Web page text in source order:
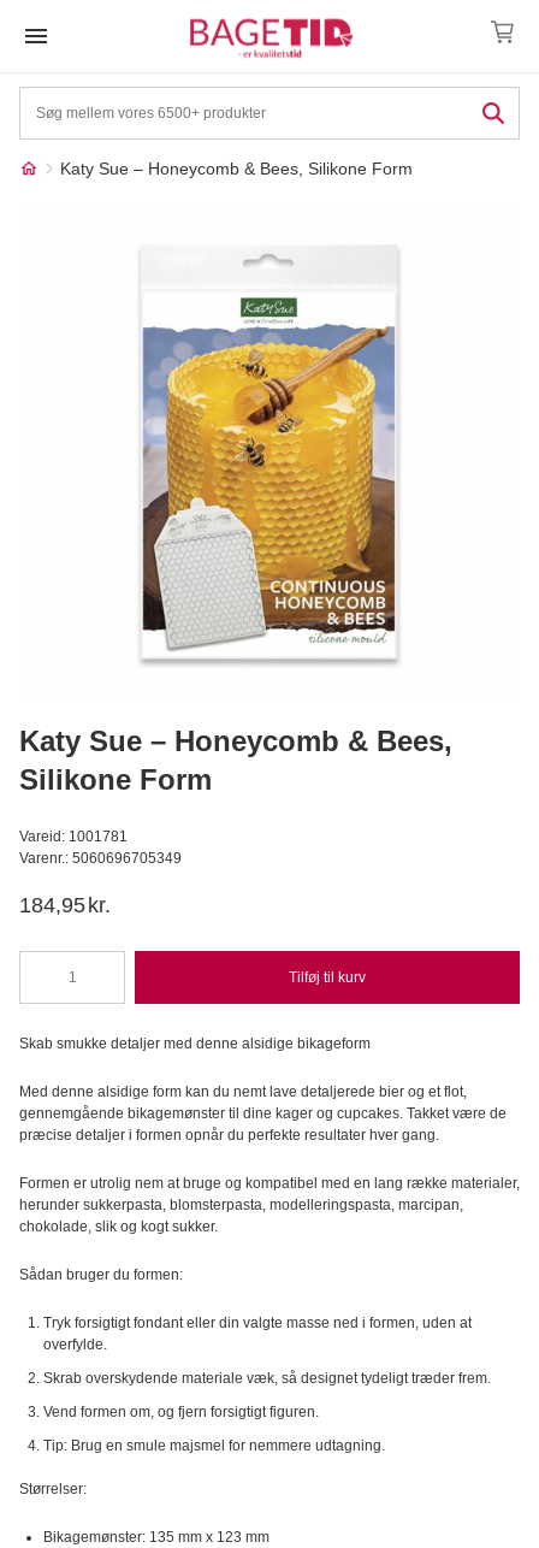
Katy Sue – Honeycomb & Bees, Silikone Form
disse produkter have din
3D kagelys Paw Patrol Chase 7 cm
Katy Sue – Honeycomb & Bees,
Silikone Form
Vareid: 1001781
Varenr.: 5060696705349
184,95 kr.
Sue
Honeycomb
Bees,
Silikone
Form
Tilføj til kurv
Skab smukke detaljer med denne alsidige bikageform
Med denne alsidige form kan du nemt lave detaljerede bier og et flot,
gennemgående bikagemønster til dine kager og cupcakes. Takket være de
præcise detaljer i formen opnår du perfekte resultater hver gang.
Formen er utrolig nem at bruge og kompatibel med en lang række materialer,
herunder sukkerpasta, blomsterpasta, modelleringspasta, marcipan,
chokolade, slik og kogt sukker.
Sådan bruger du formen:
Tryk forsigtigt fondant eller din valgte masse ned i formen, uden at
overfylde.
Skrab overskydende materiale væk, så designet tydeligt træder frem.
Vend formen om, og fjern forsigtigt figuren.
Tip: Brug en smule majsmel for nemmere udtagning.
Størrelser:
Bikagemønster: 135 mm x 123 mm